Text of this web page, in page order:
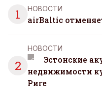
1 НОВОСТИ
airBaltic
2
НОВОСТИ
Эстонские
недвижимости
Риге